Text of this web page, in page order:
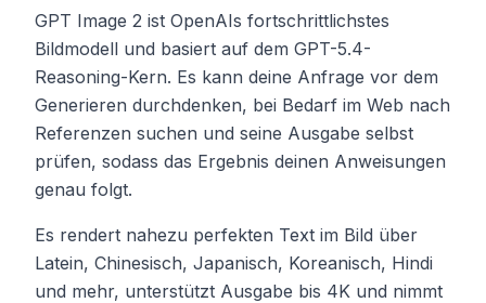
GPT Image 2 ist OpenAIs fortschrittlichstes
Bildmodell und basiert auf dem GPT-5.4-
Reasoning-Kern. Es kann deine Anfrage vor dem
Generieren durchdenken, bei Bedarf im Web nach
Referenzen suchen und seine Ausgabe selbst
prüfen, sodass das Ergebnis deinen Anweisungen
genau folgt.
Es rendert nahezu perfekten Text im Bild über
Latein, Chinesisch, Japanisch, Koreanisch, Hindi
und mehr, unterstützt Ausgabe bis 4K und nimmt